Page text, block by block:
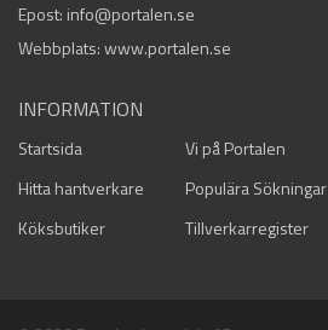
Epost: info@portalen.se
Webbplats: www.portalen.se
INFORMATION
Startsida Vi på Portalen
Hitta hantverkare
Populära Sökningar
Köksbutiker
Tillverkarregister